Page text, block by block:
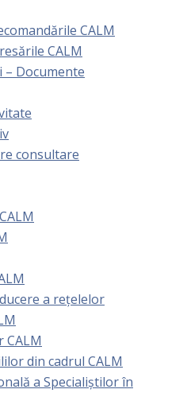
CALM
CALM
– Documente
consultare
a rețelelor
CALM
din cadrul CALM
a Specialiștilor în